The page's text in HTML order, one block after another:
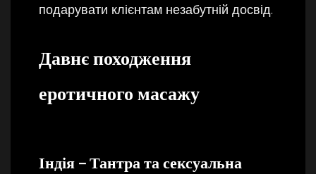
подарувати клієнтам незабутній досвід.
Давнє походження
еротичного масажу
Індія – Тантра та сексуальна